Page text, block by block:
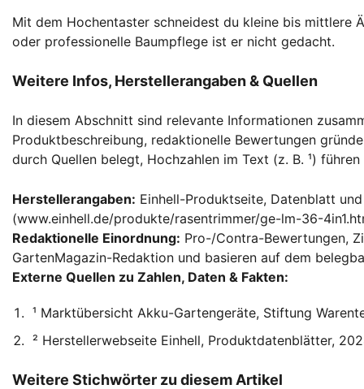
Mit dem Hochentaster schneidest du kleine bis mittlere
oder professionelle Baumpflege ist er nicht gedacht.
Weitere Infos, Herstellerangaben & Quellen
In diesem Abschnitt sind relevante Informationen
Produktbeschreibung, redaktionelle Bewertungen
durch Quellen belegt, Hochzahlen im Text (z. B. ¹)
Herstellerangaben: Einhell-Produktseite, Datenblatt
(www.einhell.de/produkte/rasentrimmer/ge-lm-36-
Redaktionelle Einordnung: Pro-/Contra-Bewertungen,
GartenMagazin-Redaktion und basieren auf dem
Externe Quellen zu Zahlen, Daten & Fakten:
¹ Marktübersicht Akku-Gartengeräte, Stiftung
² Herstellerwebseite Einhell, Produktdatenblätter,
Weitere Stichwörter zu diesem Artikel